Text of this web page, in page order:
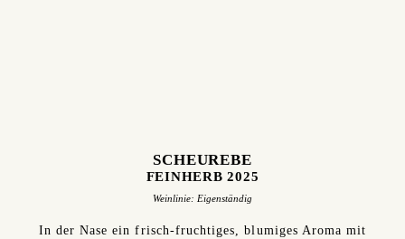
SCHEUREBE
FEINHERB 2025
Weinlinie: Eigenständig
In der Nase ein frisch-fruchtiges, blumiges Aroma mit